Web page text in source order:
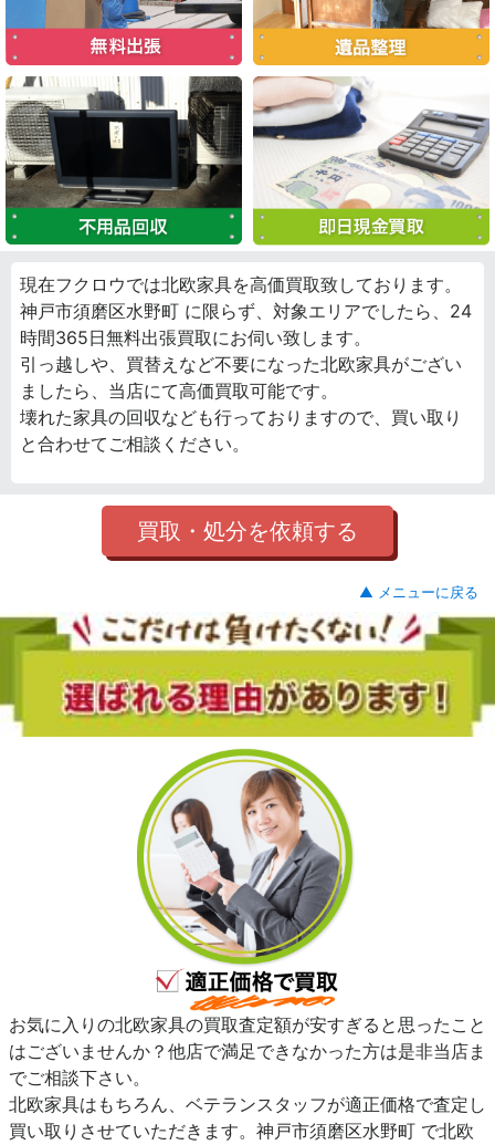
現在フクロウでは北欧家具を高価買取致しております。
神戸市須磨区水野町 に限らず、対象エリアでしたら、24
時間365日無料出張買取にお伺い致します。
引っ越しや、買替えなど不要になった北欧家具がござい
ましたら、当店にて高価買取可能です。
壊れた家具の回収なども行っておりますので、買い取り
と合わせてご相談ください。
買取・処分を依頼する
▲ メニューに戻る
お気に入りの北欧家具の買取査定額が安すぎると思ったこと
はございませんか？他店で満足できなかった方は是非当店ま
でご相談下さい。
北欧家具はもちろん、ベテランスタッフが適正価格で査定し
買い取りさせていただきます。神戸市須磨区水野町 で北欧